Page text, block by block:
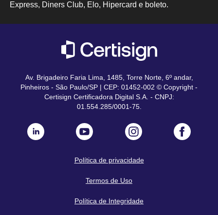
Express, Diners Club, Elo, Hipercard e boleto.
Av. Brigadeiro Faria Lima, 1485, Torre Norte, 6º andar,
Pinheiros - São Paulo/SP | CEP: 01452-002 © Copyright -
Certisign Certificadora Digital S.A. - CNPJ:
01.554.285/0001-75.
Política de privacidade
Termos de Uso
Política de Integridade